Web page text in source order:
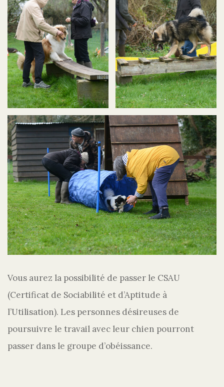
Vous aurez la possibilité de passer le CSAU
(Certificat de Sociabilité et d’Aptitude à
l’Utilisation). Les personnes désireuses de
poursuivre le travail avec leur chien pourront
passer dans le groupe d’obéissance.